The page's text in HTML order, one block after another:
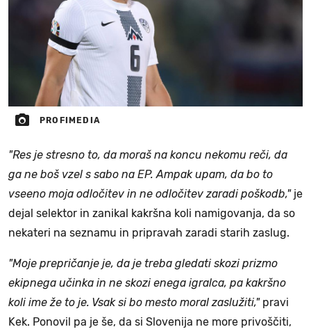
PROFIMEDIA
"Res je stresno to, da moraš na koncu nekomu reči, da
ga ne boš vzel s sabo na EP. Ampak upam, da bo to
vseeno moja odločitev in ne odločitev zaradi poškodb,"je
dejal selektor in zanikal kakršna koli namigovanja, da so
nekateri na seznamu in pripravah zaradi starih zaslug.
"Moje prepričanje je, da je treba gledati skozi prizmo
ekipnega učinka in ne skozi enega igralca, pa kakršno
koli ime že to je. Vsak si bo mesto moral zaslužiti," pravi
Kek. Ponovil pa je še, da si Slovenija ne more privoščiti,